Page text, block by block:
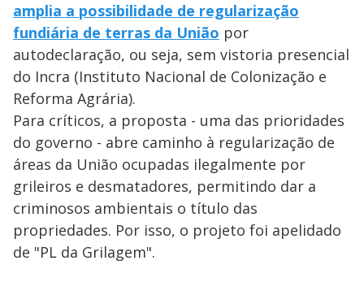
amplia a possibilidade de regularização
fundiária de terras da União por
autodeclaração, ou seja, sem vistoria presencial
do Incra (Instituto Nacional de Colonização e
Reforma Agrária).
Para críticos, a proposta - uma das prioridades
do governo - abre caminho à regularização de
áreas da União ocupadas ilegalmente por
grileiros e desmatadores, permitindo dar a
criminosos ambientais o título das
propriedades. Por isso, o projeto foi apelidado
de "PL da Grilagem".